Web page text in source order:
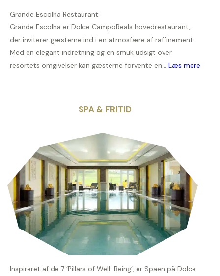
Grande Escolha Restaurant:
Grande Escolha er Dolce CampoReals hovedrestaurant,
der inviterer gæsterne ind i en atmosfære af raffinement.
Med en elegant indretning og en smuk udsigt over
resortets omgivelser kan gæsterne forvente en... Læs mere
SPA & FRITID
Inspireret af de 7 ‘Pillars of Well-Being’, er Spaen på Dolce